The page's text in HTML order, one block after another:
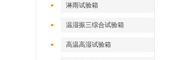
淋雨试验箱
温湿振三综合试验箱
高温高湿试验箱